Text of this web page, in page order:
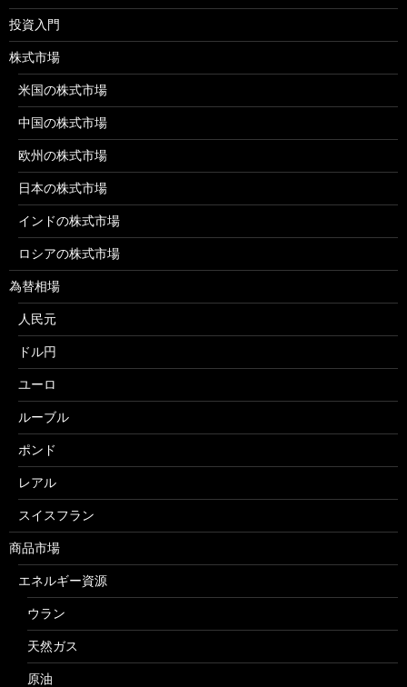
投資入門
株式市場
米国の株式市場
中国の株式市場
欧州の株式市場
日本の株式市場
インドの株式市場
ロシアの株式市場
為替相場
人民元
ドル円
ユーロ
ルーブル
ポンド
レアル
スイスフラン
商品市場
エネルギー資源
ウラン
天然ガス
原油